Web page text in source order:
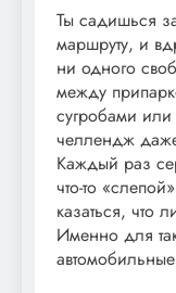
Ты садишься
маршруту, и
ни одного
между
сугробами
челлендж
Каждый раз
что-то
казаться, что
Именно для